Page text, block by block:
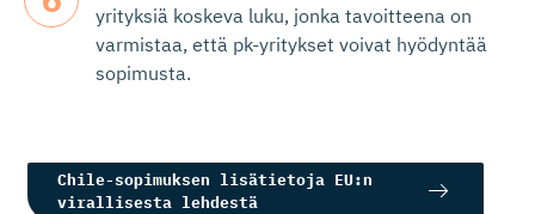
yrityksiä koskeva luku, jonka tavoitteena on
varmistaa, että pk-yritykset voivat hyödyntää
sopimusta.
Chile-sopimuksen lisätietoja EU:n
virallisesta lehdestä